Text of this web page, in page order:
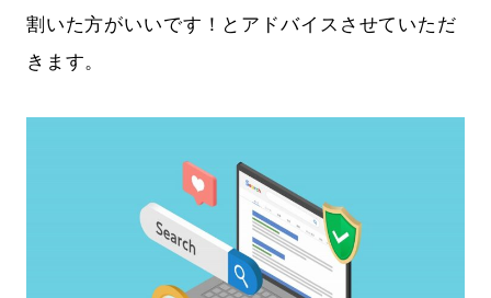
割いた方がいいです！とアドバイスさせていただ
きます。